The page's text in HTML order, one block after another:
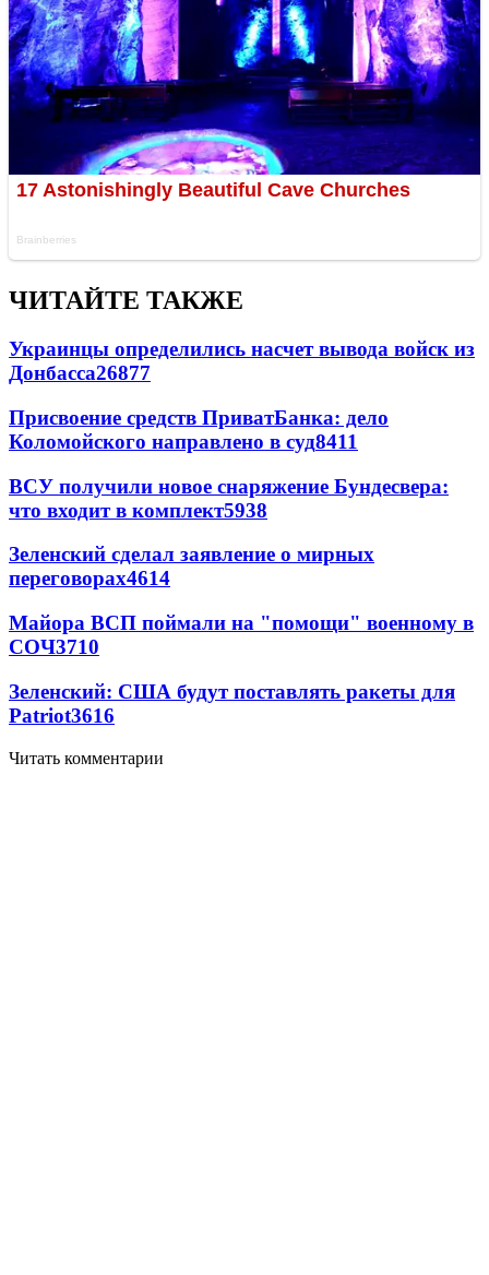
ЧИТАЙТЕ ТАКЖЕ
Украинцы определились насчет вывода войск из
Донбасса26877
Присвоение средств ПриватБанка: дело
Коломойского направлено в суд8411
ВСУ получили новое снаряжение Бундесвера:
что входит в комплект5938
Зеленский сделал заявление о мирных
переговорах4614
Майора ВСП поймали на "помощи" военному в
СОЧ3710
Зеленский: США будут поставлять ракеты для
Patriot3616
Читать комментарии